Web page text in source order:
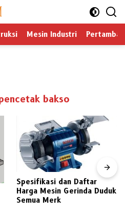
Mesin Industri
bakso
Spesifikasi dan Daftar
Harga Mesin Gerinda Duduk
Semua Merk